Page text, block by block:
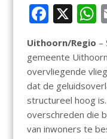
F
e
b
o
o
k
X
s
Uithoorn/Regio –
gemeente
overvliegende
dat de
structureel hoog
overschreden die
van inwoners te